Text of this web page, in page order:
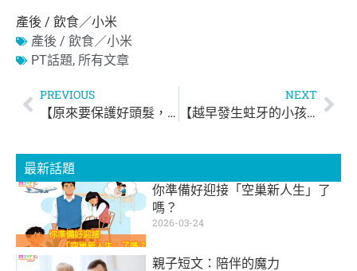
產後 / 飲食／小米
產後 / 飲食／小米
PT話題, 所有文章
PREVIOUS
【原來要保護好頭髮，梳頭也非常重要】
NEXT
【越早發生蛀牙的小孩 將來越容易不斷蛀牙！ 】
最新話題
你準備好迎接「空巢新人生」了
嗎？
2026-03-24
親子短文：陪伴的魔力